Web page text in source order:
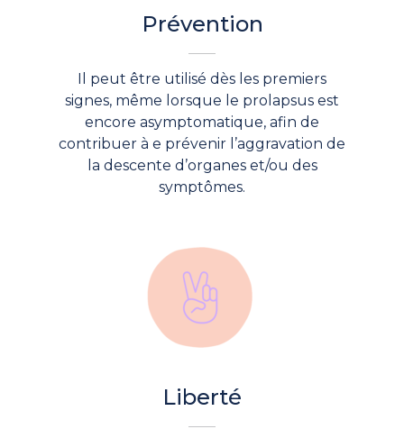
Prévention
Il peut être utilisé dès les premiers
signes, même lorsque le prolapsus est
encore asymptomatique, afin de
contribuer à e prévenir l’aggravation de
la descente d’organes et/ou des
symptômes.
Liberté